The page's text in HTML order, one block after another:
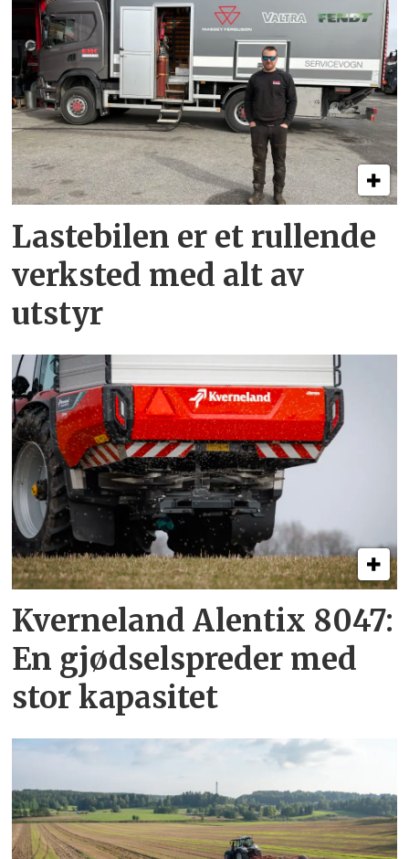
Lastebilen er et rullende
verksted med alt av
utstyr
Kverneland Alentix 8047:
En gjødsel­spreder med
stor kapasitet